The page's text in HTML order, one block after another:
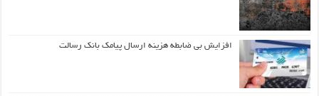
افزایش بی ضابطه هزینه ارسال پیامک بانک رسالت